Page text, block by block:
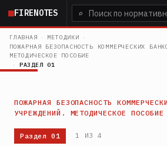
Перейти
основному
содержанию
FIRENOTES ⌕
ГЛАВНАЯ › МЕТОДИКИ
›
ПОЖАРНАЯ БЕЗОПАСНОСТЬ КОММЕРЧЕСКИХ
МЕТОДИЧЕСКОЕ ПОСОБИЕ
›
РАЗДЕЛ 01
ПОЖАРНАЯ БЕЗОПАСНОСТЬ
УЧРЕЖДЕНИЙ. МЕТОДИЧЕСКОЕ ПОСОБИЕ
Раздел 01 1 ИЗ 4